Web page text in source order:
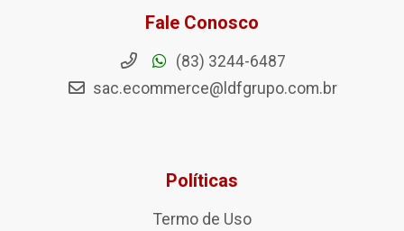
Fale Conosco
(83) 3244-6487
sac.ecommerce@ldfgrupo.com.br
Políticas
Termo de Uso